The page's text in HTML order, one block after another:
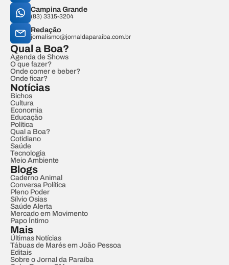
Campina Grande
(83) 3315-3204
Redação
jornalismo@jornaldaparaiba.com.br
Qual a Boa?
Agenda de Shows
O que fazer?
Onde comer e beber?
Onde ficar?
Notícias
Bichos
Cultura
Economia
Educação
Política
Qual a Boa?
Cotidiano
Saúde
Tecnologia
Meio Ambiente
Blogs
Caderno Animal
Conversa Política
Pleno Poder
Sílvio Osias
Saúde Alerta
Mercado em Movimento
Papo Íntimo
Mais
Últimas Notícias
Tábuas de Marés em João Pessoa
Editais
Sobre o Jornal da Paraíba